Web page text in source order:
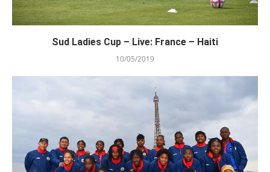
Sud Ladies Cup – Live: France – Haiti
10/05/2019